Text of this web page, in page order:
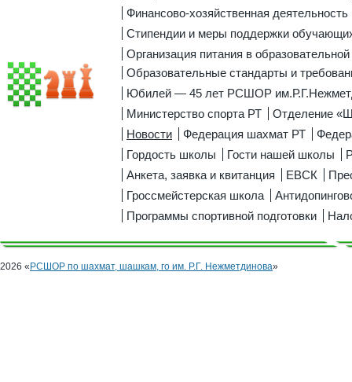
Финансово-хозяйственная деятельность
Стипендии и меры поддержки
Организация питания в образовательной
Образовательные стандарты и
Юбилей — 45 лет РСШОР
Министерство спорта РТ
Отделение
Новости
Федерация шахмат РТ
Гордость школы
Гости нашей школы
Анкета, заявка и квитанция
ЕВСК
Гроссмейстерская школа
Программы спортивной подготовки
2026 « РСШОР по шахмат, шашкам, го им. Р.Г. Нежметдинова»